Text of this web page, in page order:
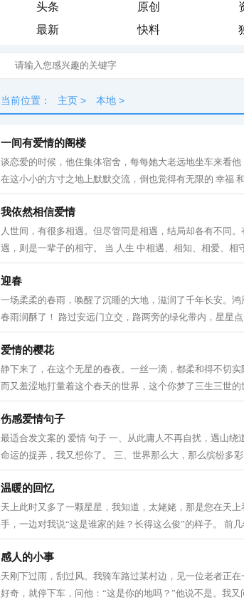
头条 原创
最新
快料
当前位置： 主页 > 本地 >
一间有爱情的阁楼
谈恋爱的时候，他住集体宿舍，每每她大老远地坐车来看
在这小小的方寸之地上默默交流，倒也觉得有无限的 幸福
我依然相信爱情
人世间，有很多相遇。但尽管同是相遇，结局却各有不同
遇，则是一辈子的相守。 当 人生 中相遇、相知、相爱、相
迎春
一场柔柔的春雨，唤醒了沉睡的大地，滋润了千年长安。
春雨润酥了！ 路过安远门立交，路两旁的绿化带内，星星
爱情的樱花
静下来了，在这个无星的春夜。一丝一滴，都柔和得不切
而又羞涩地打量着这个春天的世界，这个你梦了三生三世的
伤感爱情句子
最适合发文案的 爱情 句子 一、从此庸人不再自扰，遇山
命运的捉弄，我又想你了。 三、世界那么大，那么缤纷多彩
温暖的回忆
天上此时又多了一颗星星，我知道，太姥姥，那是您在天
手，一边对我说“这是谁家的娃？长得这么俊”的样子。 前几
感人的小事
天刚下过雨，刮过风。我骑车路过某村边，见一位老者正
好奇，就停下车，问他：“这是你的地吗？”他说不是。我又